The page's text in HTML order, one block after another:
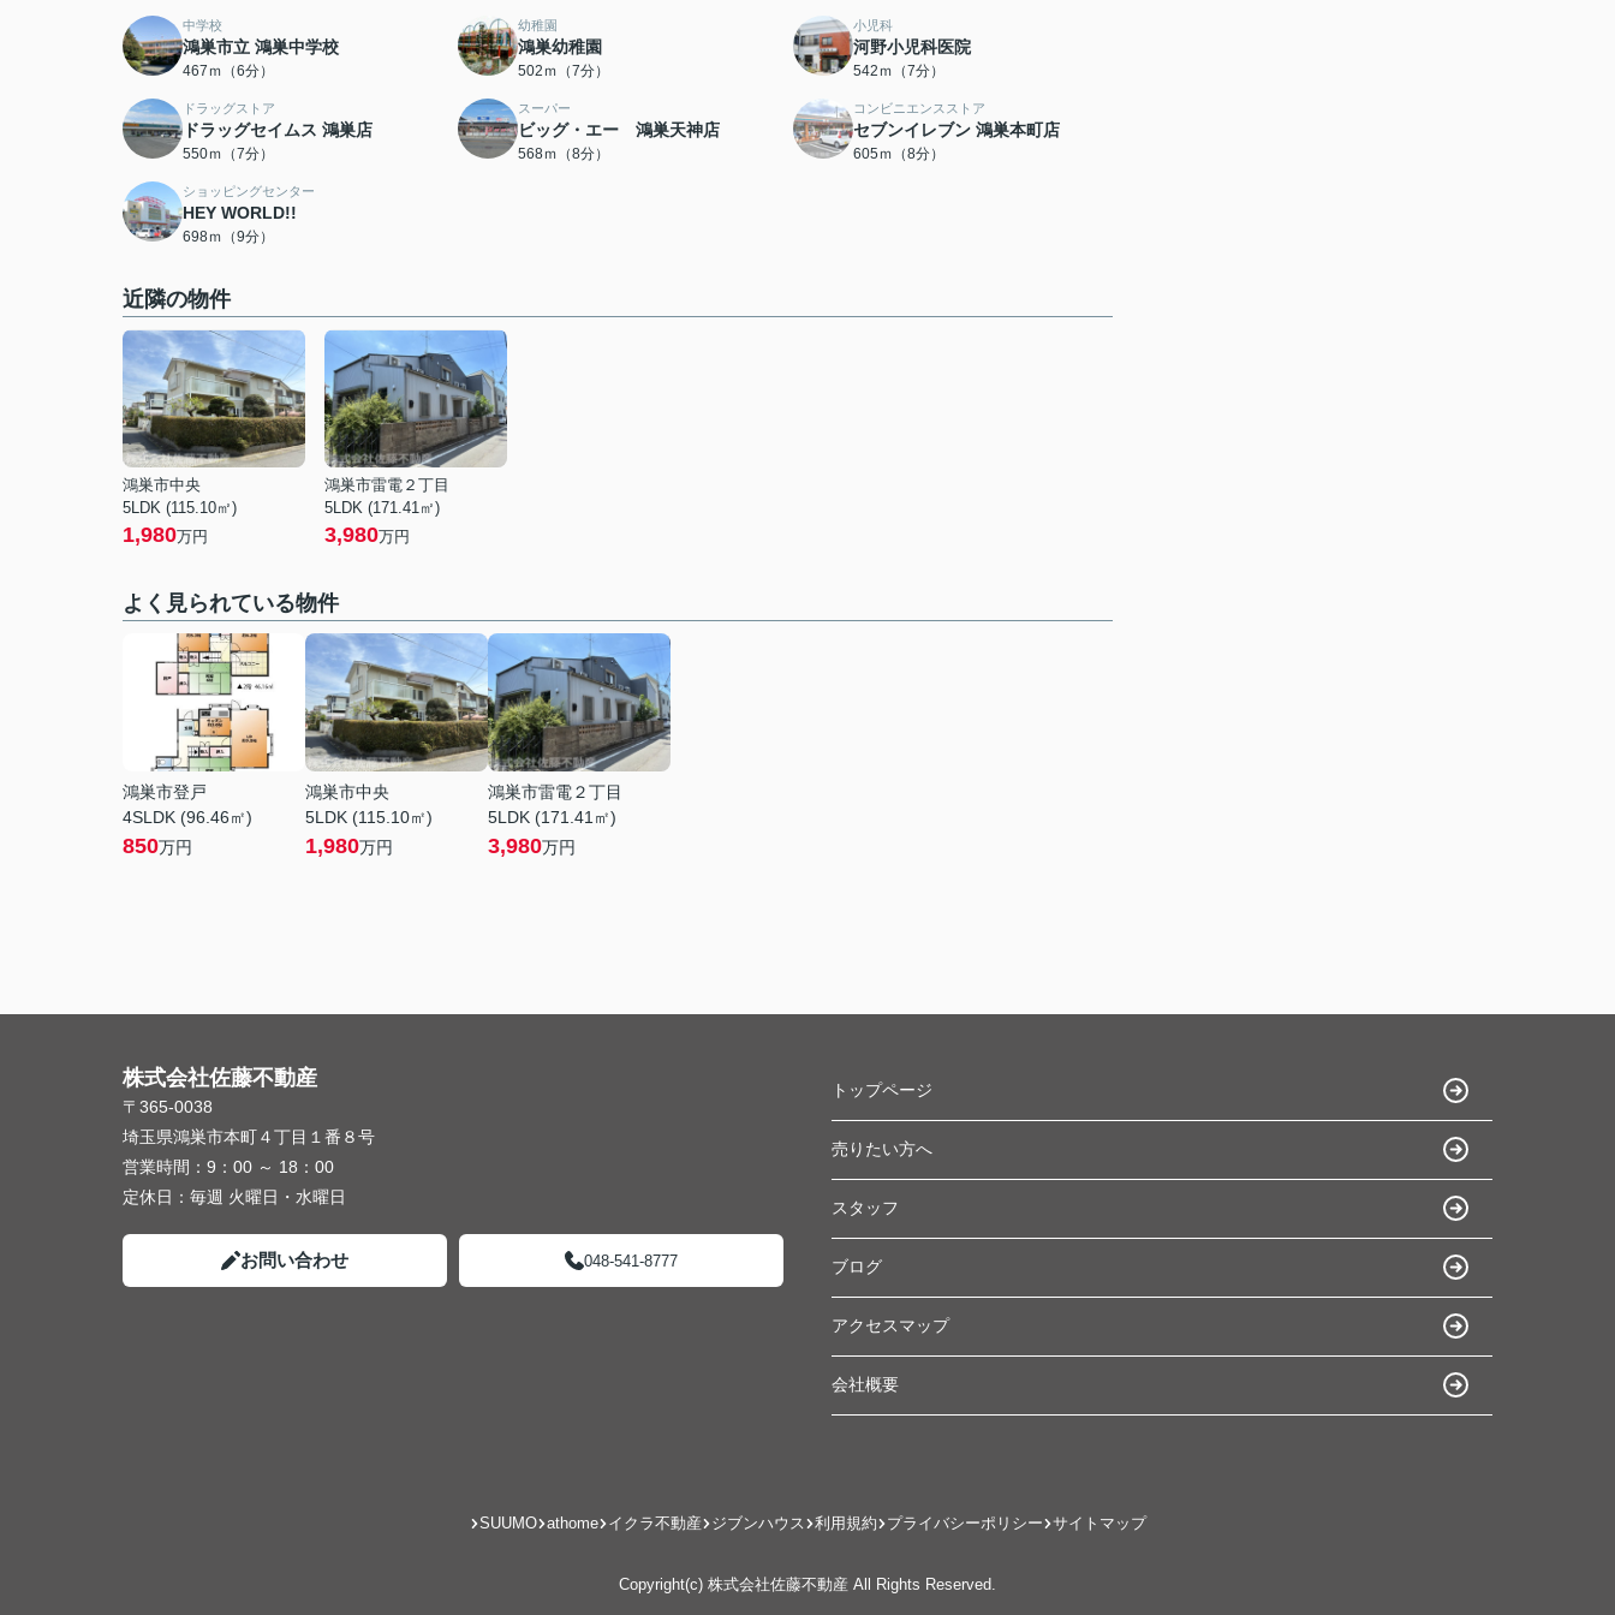
中学校
鴻巣市立 鴻巣中学校
467ｍ（6分）
幼稚園
鴻巣幼稚園
502ｍ（7分）
小児科
河野小児科医院
542ｍ（7分）
ドラッグストア
ドラッグセイムス 鴻巣店
550ｍ（7分）
スーパー
ビッグ・エー 鴻巣天神店
568ｍ（8分）
コンビニエンスストア
セブンイレブン 鴻巣本町店
605ｍ（8分）
ショッピングセンター
HEY WORLD!!
698ｍ（9分）
近隣の物件
鴻巣市中央
5LDK (115.10㎡)
1,980万円
鴻巣市雷電２丁目
5LDK (171.41㎡)
3,980万円
よく見られている物件
鴻巣市登戸
4SLDK (96.46㎡)
850万円
鴻巣市中央
5LDK (115.10㎡)
1,980万円
鴻巣市雷電２丁目
5LDK (171.41㎡)
3,980万円
株式会社佐藤不動産
〒365-0038
埼玉県鴻巣市本町４丁目１番８号
営業時間： 9：00 ～ 18：00
定休日： 毎週 火曜日・水曜日
お問い合わせ 048-541-8777
トップページ
売りたい方へ
スタッフ
ブログ
アクセスマップ
会社概要
SUUMO athome イクラ不動産 ジブンハウス 利用規約 プライバシーポリシー サイトマップ
Copyright(c) 株式会社佐藤不動産 All Rights Reserved.